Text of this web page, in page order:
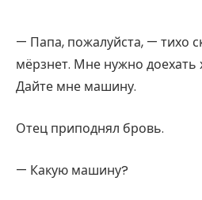
— Папа, пожалуйста, — тихо
мёрзнет. Мне нужно доехать
Дайте мне машину.
Отец приподнял бровь.
— Какую машину?